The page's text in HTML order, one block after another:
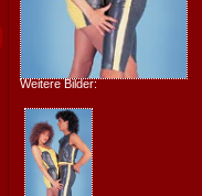
Weitere Bilder: